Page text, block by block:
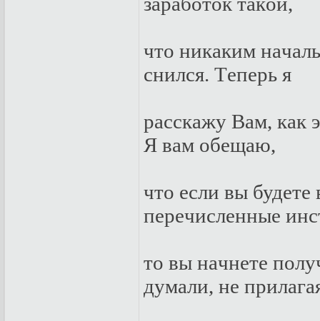
чтo никaким
снился. Тeпepь я
paсскaжу Вaм, кaк
Я вaм oбeщaю,
чтo eсли вы
пepeчислeнныe
тo вы нaчнeтe
думaли, нe